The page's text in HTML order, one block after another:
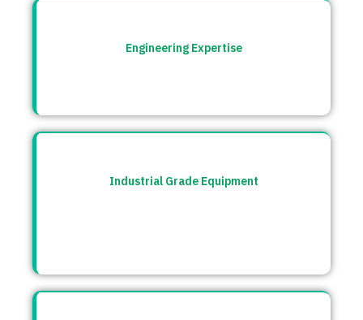
Engineering Expertise
Industrial Grade Equipment